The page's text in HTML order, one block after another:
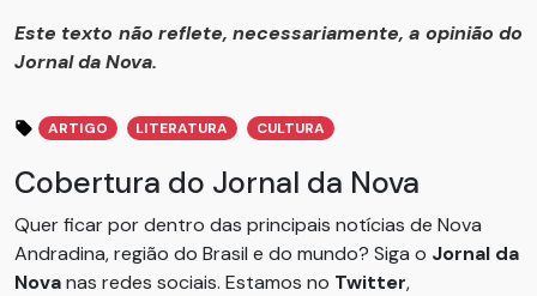
Este texto não reflete, necessariamente, a opinião do
Jornal da Nova.
ARTIGO LITERATURA CULTURA
Cobertura do Jornal da Nova
Quer ficar por dentro das principais notícias de Nova
Andradina, região do Brasil e do mundo? Siga o Jornal da
Novanas redes sociais. Estamos no Twitter,